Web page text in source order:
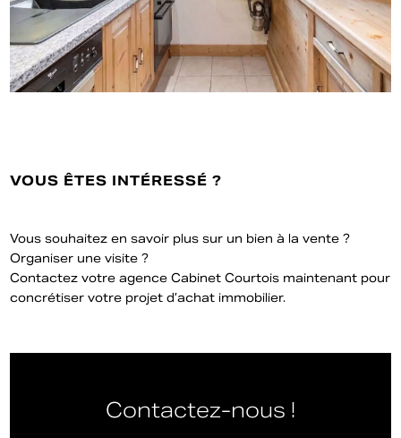
VOUS ÊTES INTÉRESSÉ ?
Vous souhaitez en savoir plus sur un bien à la vente ?
Organiser une visite ?
Contactez votre agence Cabinet Courtois maintenant pour
concrétiser votre projet d’achat immobilier.
Contactez-nous !